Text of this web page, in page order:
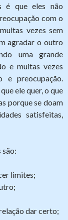
é que eles não
com o
vezes sem
agradar o outro
uma grande
e muitas vezes
preocupação.
ele quer, o que
porque se doam
satisfeitas,
limites;
dar certo;